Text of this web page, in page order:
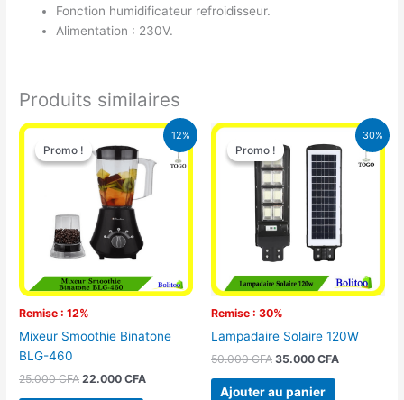
Fonction humidificateur refroidisseur.
Alimentation : 230V.
Produits similaires
12%
Promo !
Remise : 12%
Promo !
Mixeur Smoothie Binatone
BLG-460
25.000CFA
Le
prix
initial
était :
25.000 CFA.
22.000CFA
Le
prix
actuel
est :
30%
Promo !
Remise : 30%
Promo !
Lampadaire Solaire 120W
50.000CFA
Le
prix
initial
était :
50.000 CFA.
35.000 CFA
Le
prix
actuel
est :
35.000
Ajouter au panier